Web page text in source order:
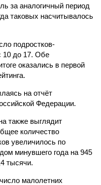
за аналогичный период
таковых насчитывалось
подростков-
10 до 17. Обе
оказались в первой
на отчёт
Федерации.
также выглядит
количество
увеличилось по
минувшего года на 945
тысячи.
малолетних